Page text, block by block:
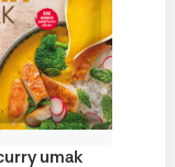
umak